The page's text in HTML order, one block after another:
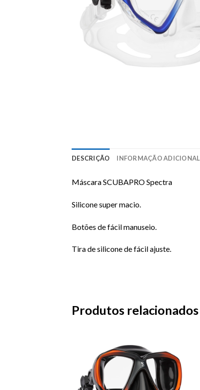
DESCRIÇÃO INFORMAÇÃO ADICIONAL
Máscara SCUBAPRO Spectra
Silicone super macio.
Botões de fácil manuseio.
Tira de silicone de fácil ajuste.
Produtos relacionados